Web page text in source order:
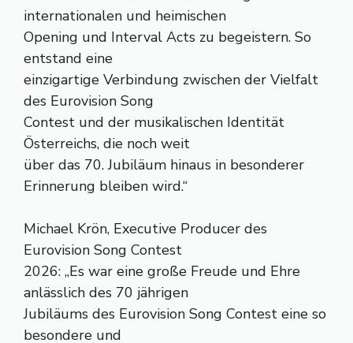
internationalen und heimischen
Opening und Interval Acts zu begeistern. So
entstand eine
einzigartige Verbindung zwischen der Vielfalt
des Eurovision Song
Contest und der musikalischen Identität
Österreichs, die noch weit
über das 70. Jubiläum hinaus in besonderer
Erinnerung bleiben wird.“
Michael Krön, Executive Producer des
Eurovision Song Contest
2026: „Es war eine große Freude und Ehre
anlässlich des 70 jährigen
Jubiläums des Eurovision Song Contest eine so
besondere und